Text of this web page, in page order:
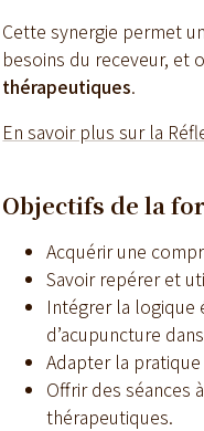
Cette synergie permet
besoins du receveur, et
thérapeutiques.
En savoir plus sur la
Objectifs de la
Acquérir une
Savoir repérer et
Intégrer la logique
d’acupuncture
Adapter la
Offrir des séances
thérapeutiques.